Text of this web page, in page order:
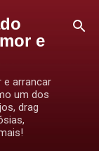
e
e arrancar
um dos
drag